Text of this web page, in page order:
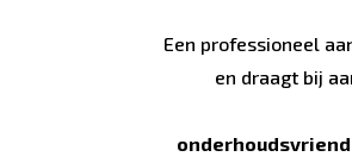
Een professioneel
en draagt bij